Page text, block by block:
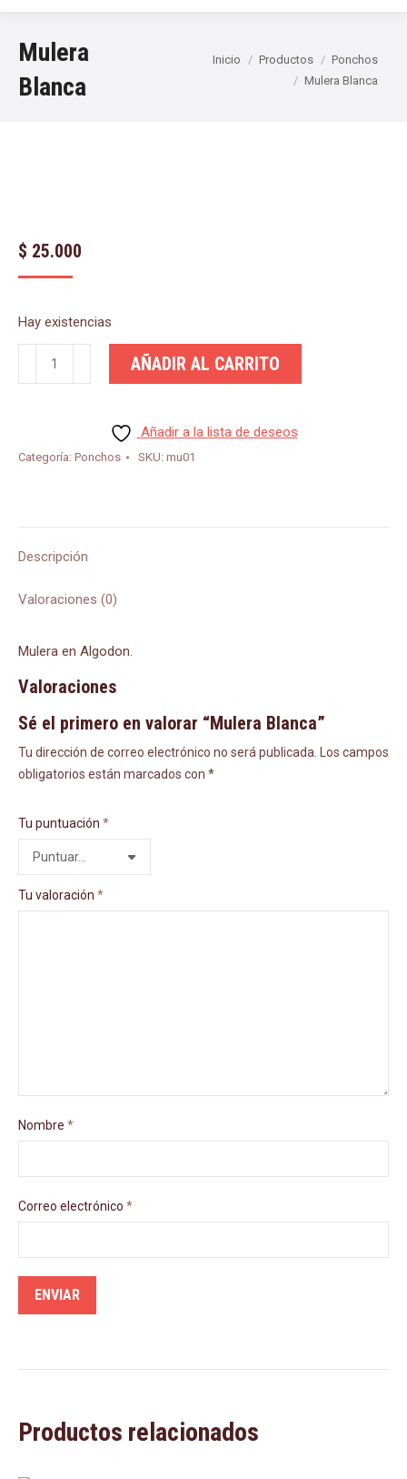
Mulera
Blanca
Inicio Productos
Ponchos
Mulera Blanca
$ 25.000
Hay existencias
Mulera
Blanca
AÑADIR AL CARRITO
Añadir a la lista de deseos
Categoría: Ponchos SKU: mu01
Descripción
Valoraciones (0)
Mulera en Algodon.
Valoraciones
Sé el primero en valorar “Mulera Blanca”
Tu dirección de correo electrónico no será publicada.
Los campos
obligatorios están marcados con *
Tu puntuación *
Tu valoración *
Nombre *
Correo electrónico *
Productos relacionados